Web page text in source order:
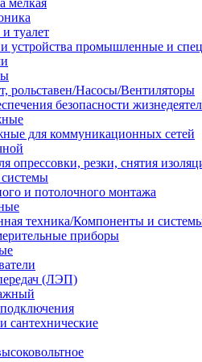
мелкая
туалет
устройства промышленные и
рольставен/Насосы/Вентиляторы
безопасности
для коммуникационных сетей
опрессовки, резки, снятия
и потолочного монтажа
техника/Компоненты и
приборы
(ЛЭП)